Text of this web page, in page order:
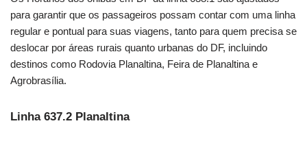
para garantir que os passageiros possam contar com uma linha
regular e pontual para suas viagens, tanto para quem precisa se
deslocar por áreas rurais quanto urbanas do DF, incluindo
destinos como Rodovia Planaltina, Feira de Planaltina e
Agrobrasília.
Linha 637.2 Planaltina